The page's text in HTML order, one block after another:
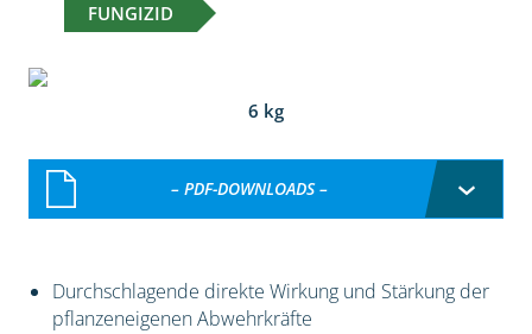
FUNGIZID
6 kg
– PDF-DOWNLOADS –
Durchschlagende direkte Wirkung und Stärkung der
pflanzeneigenen Abwehrkräfte